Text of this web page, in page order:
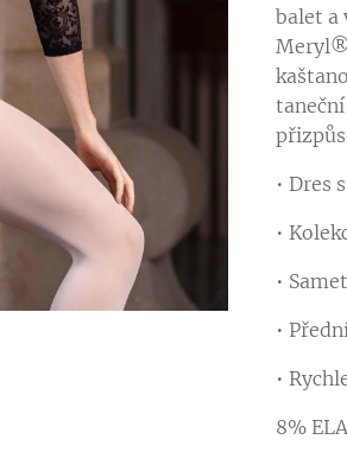
balet a
Meryl®
• Dres
•
•
•
•
8%